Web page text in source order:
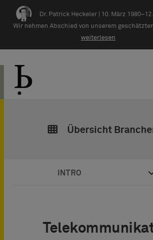
Zum Inhalt springen
Dr. Patrick Heckeler | 10. März
Wir nehmen Abschied von unserem
weiterlesen
Übersicht
INTRO